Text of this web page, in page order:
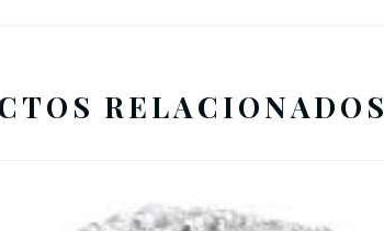
RELACIONADOS